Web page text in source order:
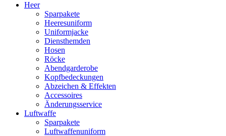
Heer
Sparpakete
Heeresuniform
Uniformjacke
Diensthemden
Hosen
Röcke
Abendgarderobe
Kopfbedeckungen
Abzeichen & Effekten
Accessoires
Änderungsservice
Luftwaffe
Sparpakete
Luftwaffenuniform